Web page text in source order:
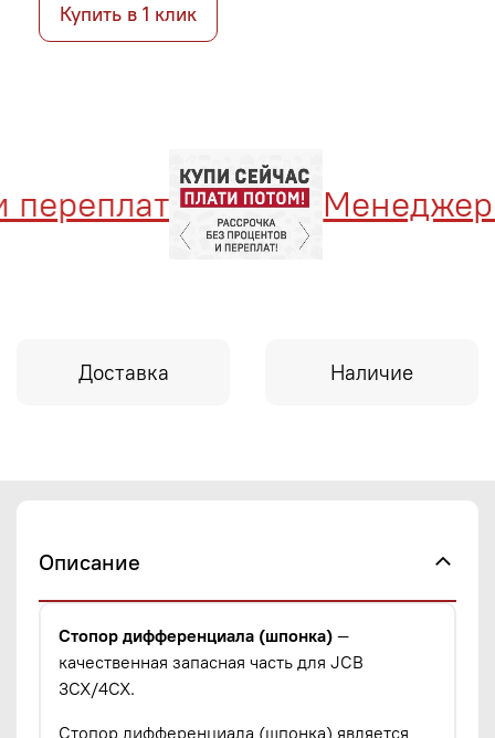
Купить в 1 клик
Менеджер
Доставка Наличие
Описание
Стопор дифференциала (шпонка) —
качественная запасная часть для JCB
3CX/4CX.
Стопор дифференциала (шпонка) является